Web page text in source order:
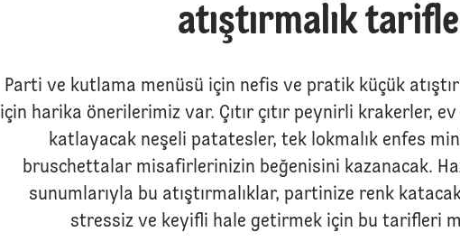
atıştırmalık
Parti ve kutlama menüsü için nefis ve pratik küçük
için harika önerilerimiz var. Çıtır çıtır peynirli krakerler, ev
katlayacak neşeli patatesler, tek lokmalık enfes
bruschettalar misafirlerinizin beğenisini kazanacak.
sunumlarıyla bu atıştırmalıklar, partinize renk katacak.
stressiz ve keyifli hale getirmek için bu tarifleri